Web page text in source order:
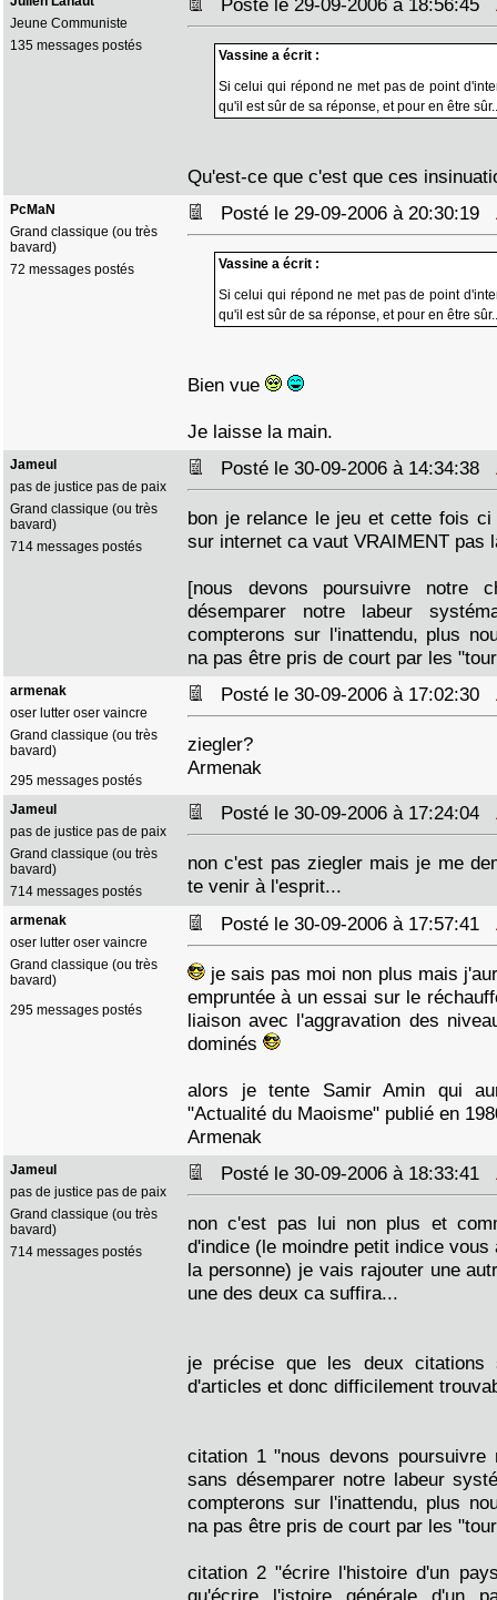
Jeune Communiste
135 messages postés
Posté le 29-09-2006 à 18:56:45
Vassine a écrit :
Si celui qui répond ne met pas de point
qu'il est sûr de sa réponse, et pour en être
Qu'est-ce que c'est que ces
PcMaN
Grand classique (ou très
bavard)
72 messages postés
Posté le 29-09-2006 à 20:30:19
Vassine a écrit :
Si celui qui répond ne met pas de point
qu'il est sûr de sa réponse, et pour en être
Bien vue
Je laisse la main.
Jameul
pas de justice pas de paix
Grand classique (ou très
bavard)
714 messages postés
Posté le 30-09-2006 à 14:34:38
bon je relance le jeu et cette fois
sur internet ca vaut VRAIMENT pas
[nous devons poursuivre notre
désemparer notre labeur
compterons sur l'inattendu, plus
na pas être pris de court par les
armenak
oser lutter oser vaincre
Grand classique (ou très
bavard)
295 messages postés
Posté le 30-09-2006 à 17:02:30
ziegler?
Armenak
Jameul
pas de justice pas de paix
Grand classique (ou très
bavard)
714 messages postés
Posté le 30-09-2006 à 17:24:04
non c'est pas ziegler mais je me
te venir à l'esprit...
armenak
oser lutter oser vaincre
Grand classique (ou très
bavard)
295 messages postés
Posté le 30-09-2006 à 17:57:41
je sais pas moi non plus mais
empruntée à un essai sur le
liaison avec l'aggravation des
dominés
alors je tente Samir Amin qui
"Actualité du Maoisme" publié en
Armenak
Jameul
pas de justice pas de paix
Grand classique (ou très
bavard)
714 messages postés
Posté le 30-09-2006 à 18:33:41
non c'est pas lui non plus et
d'indice (le moindre petit indice
la personne) je vais rajouter une
une des deux ca suffira...
je précise que les deux
d'articles et donc difficilement
citation 1 "nous devons poursuivre
sans désemparer notre labeur
compterons sur l'inattendu, plus
na pas être pris de court par les
citation 2 "écrire l'histoire d'un
qu'écrire l'istoire générale d'un